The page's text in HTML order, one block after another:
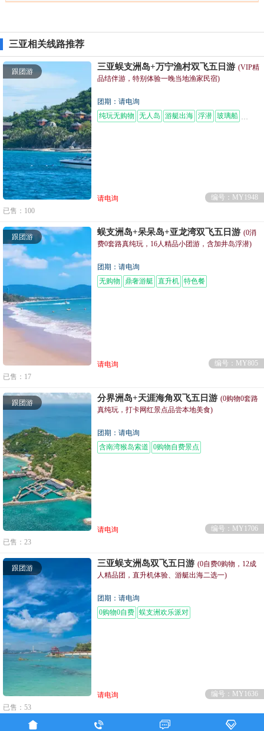
三亚相关线路推荐
跟团游 三亚蜈支洲岛+万宁渔村双飞五日游 (VIP精
品结伴游，特别体验一晚当地渔家民宿)
团期：请电询
纯玩无购物
无人岛 游艇出海 浮潜 玻璃船
请电询
编号：MY1948
已售：100
跟团游 蜈支洲岛+呆呆岛+亚龙湾双飞五日游 (0消
费0套路真纯玩，16人精品小团游，含加井岛浮潜)
团期：请电询
无购物
鼎奢游艇 直升机 特色餐
请电询
编号：MY805
已售：17
跟团游 分界洲岛+天涯海角双飞五日游 (0购物0套路
真纯玩，打卡网红景点品尝本地美食)
团期：请电询
含南湾猴岛索道
0购物自费景点
请电询
编号：MY1706
已售：23
跟团游 三亚蜈支洲岛双飞五日游 (0自费0购物，12成
人精品团，直升机体验、游艇出海二选一)
团期：请电询
0购物0自费 蜈支洲欢乐派对
请电询
编号：MY1636
已售：53
三亚自由行双飞5-6日游 尊享品质
   